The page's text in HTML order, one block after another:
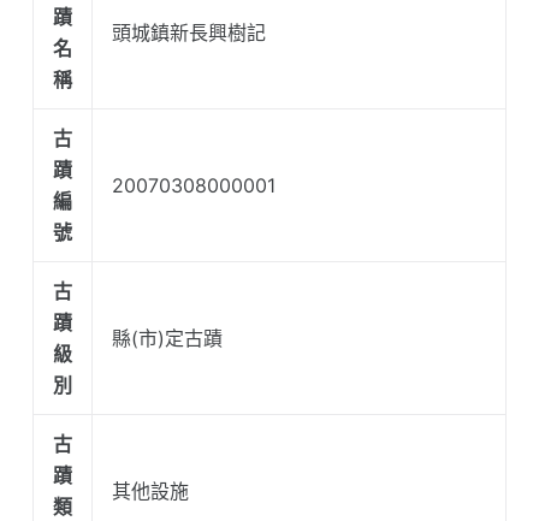
蹟
名
稱
頭城鎮新長興樹記
古
蹟
編
號
20070308000001
古
蹟
級
別
縣(市)定古蹟
古
蹟
類
其他設施